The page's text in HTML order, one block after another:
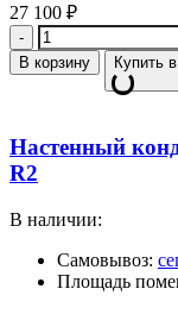
27 100 ₽
Количество
В корзину Купить
Настенный
R2
В наличии:
Самовывоз:
Площадь